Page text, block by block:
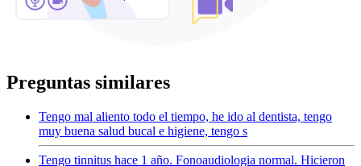
Preguntas similares
Tengo mal aliento todo el tiempo, he ido al dentista, tengo
muy buena salud bucal e higiene, tengo s
Tengo tinnitus hace 1 año. Fonoaudiologia normal. Hicieron